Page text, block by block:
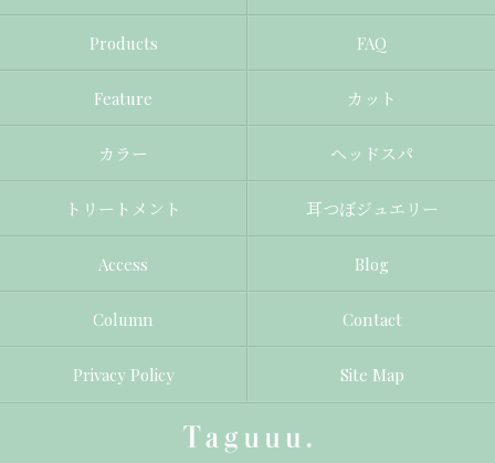
Products FAQ
Feature カット
カラー ヘッドスパ
トリートメント 耳つぼジュエリー
Access Blog
Column Contact
Privacy Policy Site Map